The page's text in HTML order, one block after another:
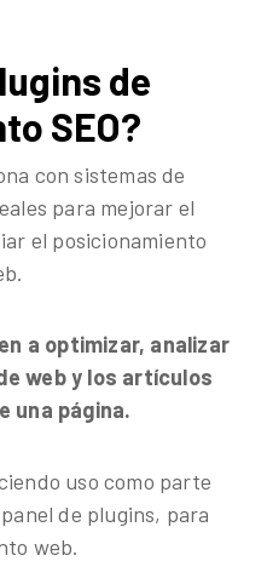
de
SEO?
con sistemas de
para mejorar el
el posicionamiento
a optimizar, analizar
web y los artículos
una página.
uso como parte
de plugins, para
web.